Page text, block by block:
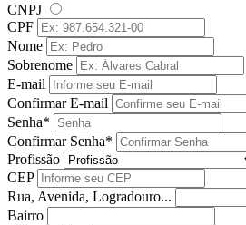
CNPJ
CPF
Nome
Sobrenome
E-mail
Confirmar E-mail
Senha*
Confirmar Senha*
Profissão
CEP
Rua, Avenida, Logradouro...
Bairro